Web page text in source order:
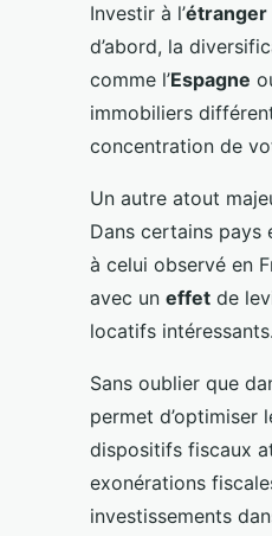
Investir à l’étranger
d’abord, la
comme l’Espagne
immobiliers
concentration de
Un autre atout
Dans certains pays
à celui observé en
avec un effet de
locatifs intéressants.
Sans oublier que
permet d’optimiser
dispositifs fiscaux
exonérations
investissements